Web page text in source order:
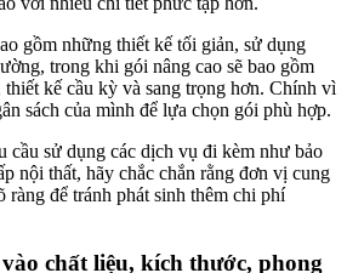
gồm những thiết kế tối giản, sử dụng
trong khi gói nâng cao sẽ bao gồm
thiết kế cầu kỳ và sang trọng hơn. Chính vì
sách của mình để lựa chọn gói phù hợp.
cầu sử dụng các dịch vụ đi kèm như bảo
nội thất, hãy chắc chắn rằng đơn vị cung
ràng để tránh phát sinh thêm chi phí
chất liệu, kích thước, phong